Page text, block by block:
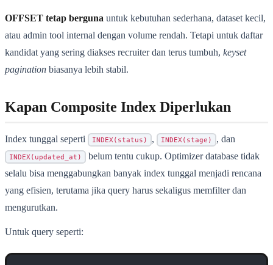
OFFSET tetap berguna untuk kebutuhan sederhana, dataset kecil,
atau admin tool internal dengan volume rendah. Tetapi untuk daftar
kandidat yang sering diakses recruiter dan terus tumbuh, keyset
pagination biasanya lebih stabil.
Kapan Composite Index Diperlukan
Index tunggal seperti INDEX(status) , INDEX(stage) , dan
INDEX(updated_at)
belum tentu cukup. Optimizer database tidak
selalu bisa menggabungkan banyak index tunggal menjadi rencana
yang efisien, terutama jika query harus sekaligus memfilter dan
mengurutkan.
Untuk query seperti: